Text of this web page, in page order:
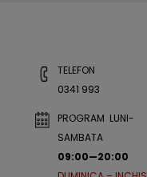
TELEFON
0341 993
PROGRAM LUNI-
SAMBATA
09:00—20:00